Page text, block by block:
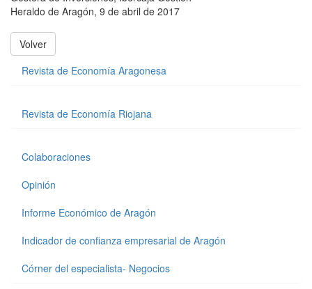
Heraldo de Aragón, 9 de abril de 2017
Volver
Revista de Economía Aragonesa
Revista de Economía Riojana
Colaboraciones
Opinión
Informe Económico de Aragón
Indicador de confianza empresarial de Aragón
Córner del especialista- Negocios